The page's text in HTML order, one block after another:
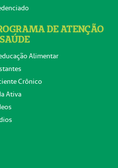
DE ATENÇÃO
Alimentar
Crônico
Ativa